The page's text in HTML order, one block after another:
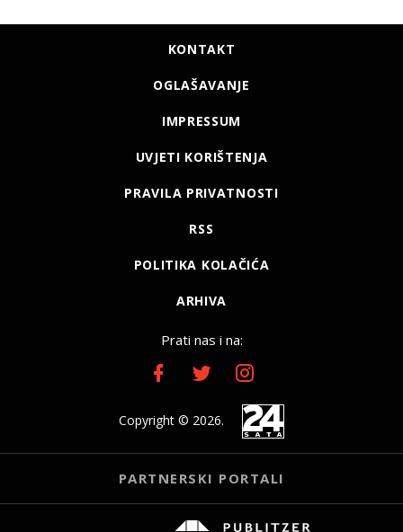
KONTAKT
OGLAŠAVANJE
IMPRESSUM
UVJETI KORIŠTENJA
PRAVILA PRIVATNOSTI
RSS
POLITIKA KOLAČIĆA
ARHIVA
Prati nas i na:
Copyright © 2026.
PARTNERSKI PORTALI